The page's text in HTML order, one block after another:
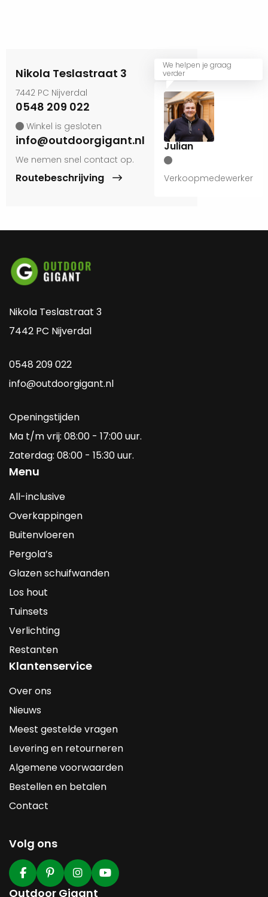
We helpen je graag
verder
Julian
Verkoopmedewerker
Nikola Teslastraat 3
7442 PC Nijverdal
0548 209 022
Winkel is gesloten
info@outdoorgigant.nl
We nemen snel contact op.
Routebeschrijving
Nikola Teslastraat 3
7442 PC Nijverdal
0548 209 022
info@outdoorgigant.nl
Openingstijden
Ma t/m vrij: 08:00 - 17:00 uur.
Zaterdag: 08:00 - 15:30 uur.
Menu
All-inclusive
Overkappingen
Buitenvloeren
Pergola’s
Glazen schuifwanden
Los hout
Tuinsets
Verlichting
Restanten
Klantenservice
Over ons
Nieuws
Meest gestelde vragen
Levering en retourneren
Algemene voorwaarden
Bestellen en betalen
Contact
Volg ons
Outdoor Gigant